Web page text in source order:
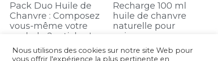
Pack Duo Huile de
Chanvre : Composez
vous-même votre
pack de 2 articles !
34,20€ – 82,62 €
Recharge 100 ml
huile de chanvre
naturelle pour
animaux
45,90€
Nous utilisons des cookies sur notre site Web pour
vous offrir l'expérience la plus pertinente en